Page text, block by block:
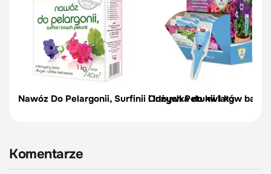
Nawóz Do Pelargonii, Surfinii i Innych Petunii 1 kg
Odżywka do kwiatów
Komentarze